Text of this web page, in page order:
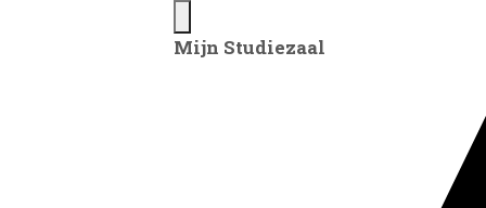
Mijn Studiezaal